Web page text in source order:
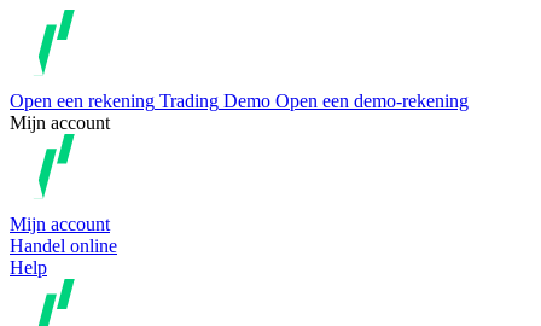
Open een rekening Trading Demo Open een demo-rekening
Mijn account
Mijn account
Handel online
Help